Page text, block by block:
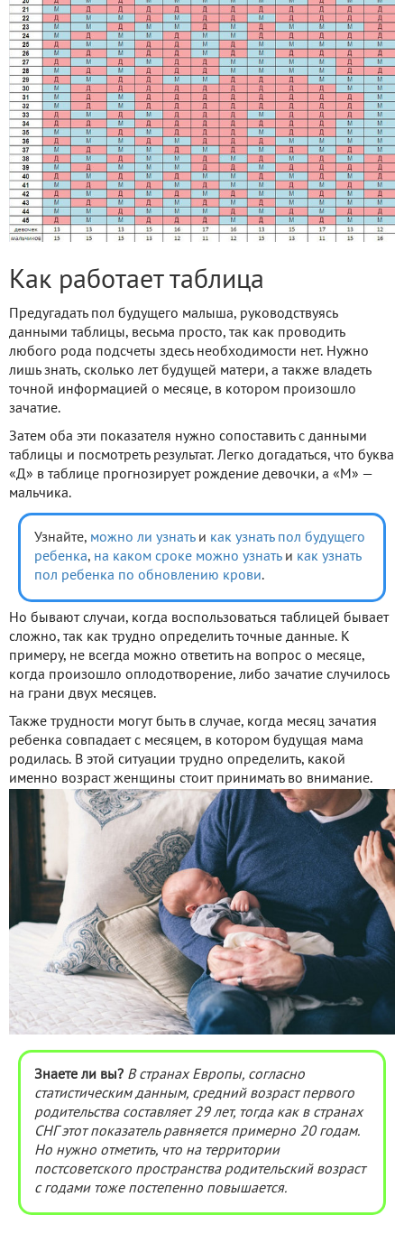
Как работает таблица
Предугадать пол будущего малыша, руководствуясь
данными таблицы, весьма просто, так как проводить
любого рода подсчеты здесь необходимости нет. Нужно
лишь знать, сколько лет будущей матери, а также владеть
точной информацией о месяце, в котором произошло
зачатие.
Затем оба эти показателя нужно сопоставить с данными
таблицы и посмотреть результат. Легко догадаться, что буква
«Д» в таблице прогнозирует рождение девочки, а «М» —
мальчика.
Узнайте, можно ли узнатьи как узнать пол будущего
ребенка, на каком сроке можно узнатьи как узнать
пол ребенка по обновлению крови.
Но бывают случаи, когда воспользоваться таблицей бывает
сложно, так как трудно определить точные данные. К
примеру, не всегда можно ответить на вопрос о месяце,
когда произошло оплодотворение, либо зачатие случилось
на грани двух месяцев.
Также трудности могут быть в случае, когда месяц зачатия
ребенка совпадает с месяцем, в котором будущая мама
родилась. В этой ситуации трудно определить, какой
именно возраст женщины стоит принимать во внимание.
Знаете ли вы? В странах Европы, согласно
статистическим данным, средний возраст первого
родительства составляет 29 лет, тогда как в странах
СНГ этот показатель равняется примерно 20 годам.
Но нужно отметить, что на территории
постсоветского пространства родительский возраст
с годами тоже постепенно повышается.